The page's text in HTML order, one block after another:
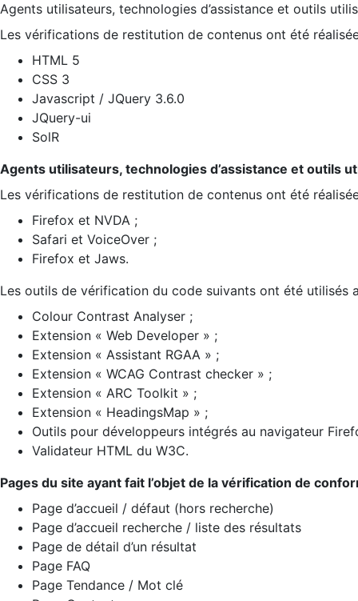
Agents utilisateurs, technologies d’assistance et outils
Les vérifications de restitution de contenus ont été
HTML 5
CSS 3
Javascript / JQuery 3.6.0
JQuery-ui
SolR
Agents utilisateurs, technologies d’assistance et outils
Les vérifications de restitution de contenus ont été
Firefox et NVDA ;
Safari et VoiceOver ;
Firefox et Jaws.
Les outils de vérification du code suivants ont été utilisés
Colour Contrast Analyser ;
Extension « Web Developer » ;
Extension « Assistant RGAA » ;
Extension « WCAG Contrast checker » ;
Extension « ARC Toolkit » ;
Extension « HeadingsMap » ;
Outils pour développeurs intégrés au navigateur
Validateur HTML du W3C.
Pages du site ayant fait l’objet de la vérification de
Page d’accueil / défaut (hors recherche)
Page d’accueil recherche / liste des résultats
Page de détail d’un résultat
Page FAQ
Page Tendance / Mot clé